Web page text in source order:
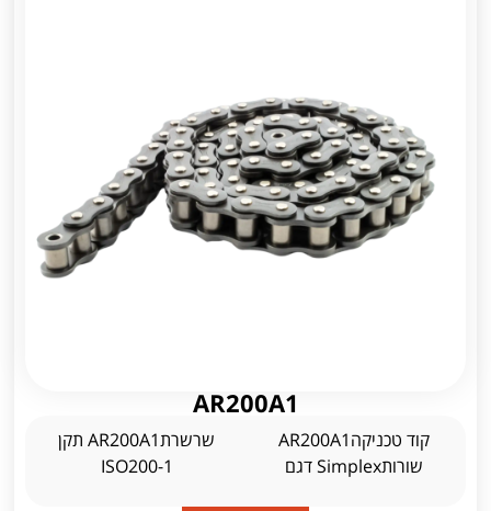
AR200A1
קוד טכניקהAR200A1
שורותSimplex דגם
שרשרתAR200A1 תקן
ISO200-1